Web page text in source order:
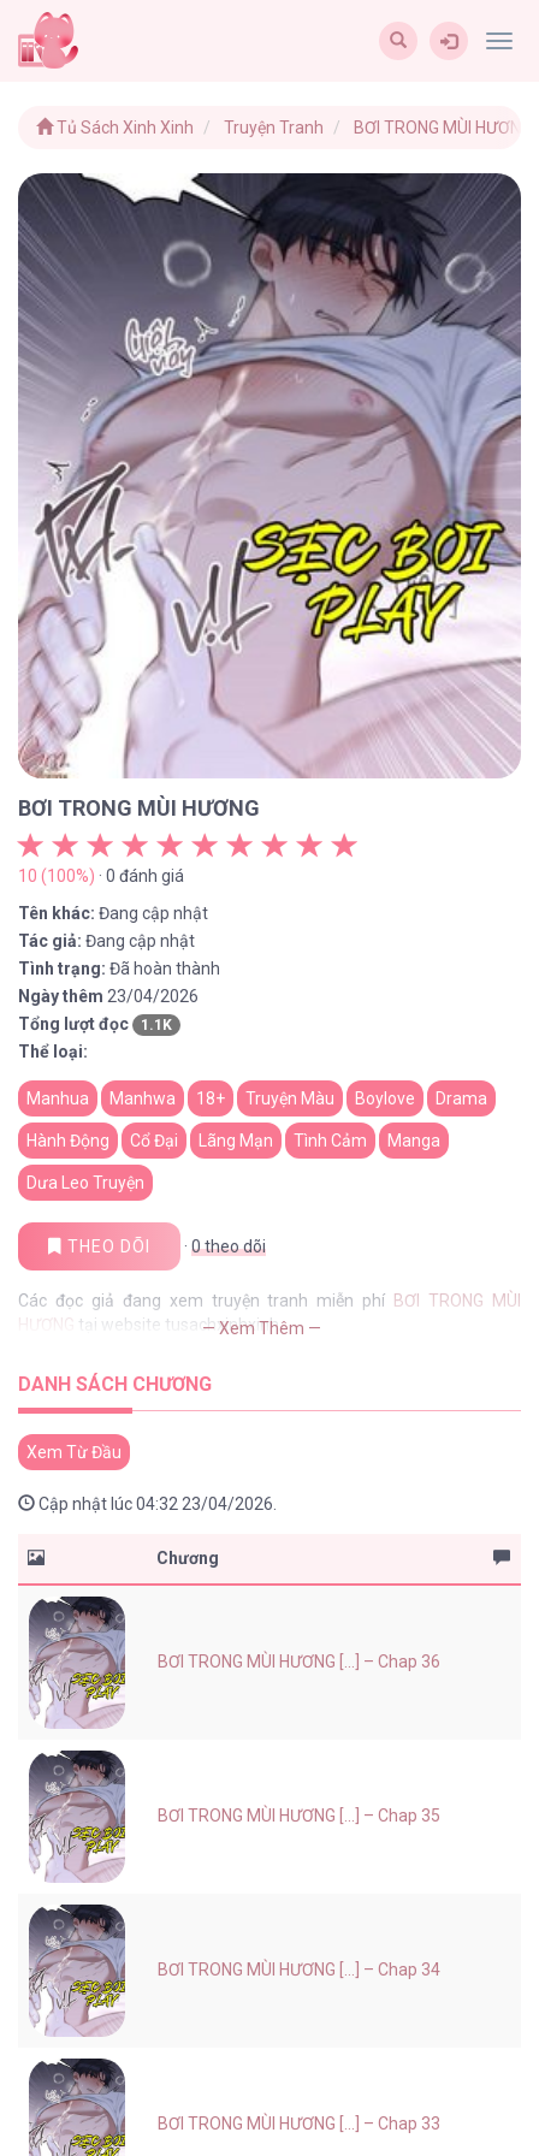
Tủ Sách Xinh Xinh Truyện Tranh BƠI TRONG MÙI HƯƠNG
BƠI TRONG MÙI HƯƠNG
10 (100%) · 0 đánh giá
Tên khác: Đang cập nhật
Tác giả: Đang cập nhật
Tình trạng: Đã hoàn thành
Ngày thêm 23/04/2026
Tổng lượt đọc
1.1K
Thể loại:
Manhua Manhwa 18+ Truyện Màu Boylove Drama
Hành Động Cổ Đại Lãng Mạn Tình Cảm Manga
Dưa Leo Truyện
THEO DÕI · 0theo dõi
Các đọc giả đang xem truyện tranh miễn phí BƠI TRONG MÙI
HƯƠNG tại website tusachxinhxinh
— Xem Thêm —
DANH SÁCH CHƯƠNG
Xem Từ Đầu
Cập nhật lúc 04:32 23/04/2026.
Chương
BƠI TRONG MÙI HƯƠNG [...] – Chap 36
BƠI TRONG MÙI HƯƠNG [...] – Chap 35
BƠI TRONG MÙI HƯƠNG [...] – Chap 34
BƠI TRONG MÙI HƯƠNG [...] – Chap 33